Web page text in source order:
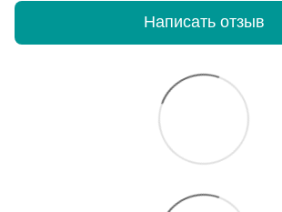
Написать отзыв